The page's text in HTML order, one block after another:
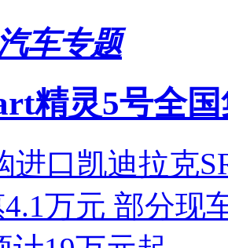
车专题
精灵5号全
进口凯迪拉克
万元 部分现